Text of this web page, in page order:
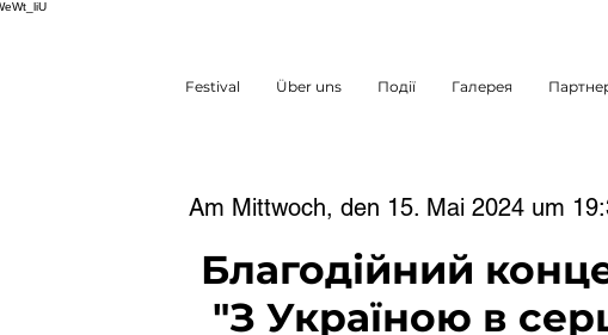
Festival Über uns Події Галерея
Am Mittwoch, den 15. Mai 2024 um
Благодійний
"З Україною в